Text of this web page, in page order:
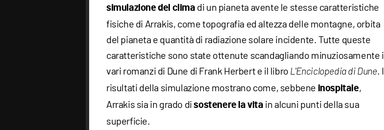
simulazionedel clima di un pianeta avente le stesse caratteristiche
fisiche di Arrakis, come topografia ed altezza delle montagne, orbita
del pianeta e quantità di radiazione solare incidente. Tutte queste
caratteristiche sono state ottenute scandagliando minuziosamente i
vari romanzi di Dune di Frank Herbert e il libro L'Enciclopedia di Dune. I
risultati della simulazione mostrano come, sebbene inospitale,
Arrakis sia in grado disostenere la vita in alcuni punti della sua
superficie.